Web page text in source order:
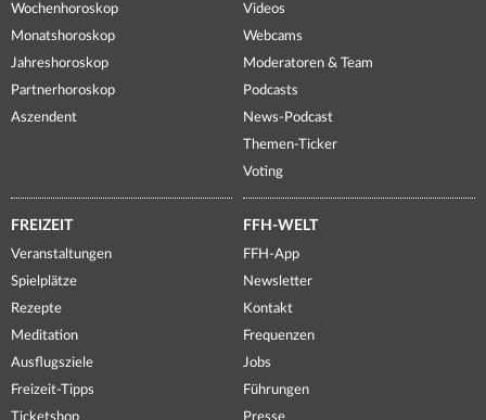
Wochenhoroskop
Monatshoroskop
Jahreshoroskop
Partnerhoroskop
Aszendent
Videos
Webcams
Moderatoren & Team
Podcasts
News-Podcast
Themen-Ticker
Voting
FREIZEIT
Veranstaltungen
Spielplätze
Rezepte
Meditation
Ausflugsziele
Freizeit-Tipps
Ticketshop
FFH-WELT
FFH-App
Newsletter
Kontakt
Frequenzen
Jobs
Führungen
Presse